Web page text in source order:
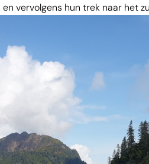
vervolgens hun trek naar het